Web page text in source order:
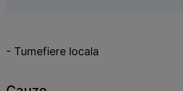
- Tumefiere locala